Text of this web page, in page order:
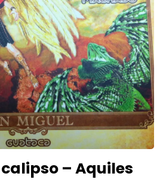
– Aquiles